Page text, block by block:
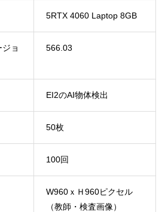
5RTX 4060 Laptop 8GB
ョ
566.03
EI2のAI物体検出
50枚
100回
W960ｘＨ960ピクセル
（教師・検査画像）